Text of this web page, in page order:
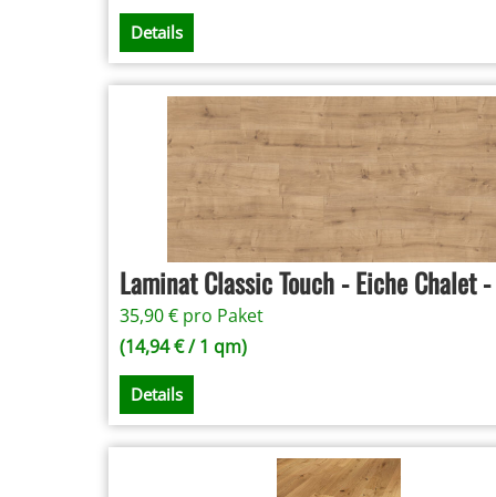
Details
Laminat Classic Touch - Eiche Chalet
35,90€ pro Paket
(14,94€/ 1 qm)
Details